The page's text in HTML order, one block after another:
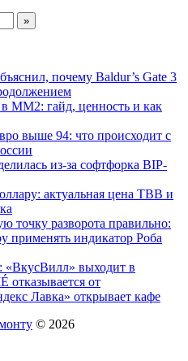
почему Baldur’s Gate 3
MM2: гайд, ценность и как
выше 94: что происходит с
из-за софтфорка BIP-
актуальная цена TBB и
разворота правильно:
применять индикатор Роба
«ВкусВилл» выходит в
отказывается от
Лавка» открывает кафе
© 2026